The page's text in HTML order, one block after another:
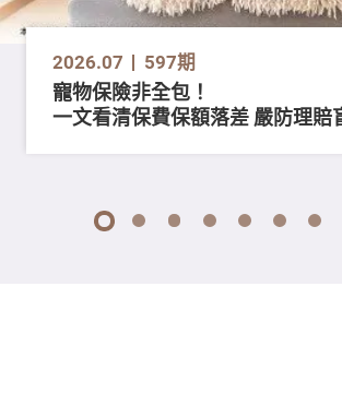
2026.07 597期
寵物保險非全包！
一文看清保費保額落差 嚴防理賠
1 2 3 4 5 6 7